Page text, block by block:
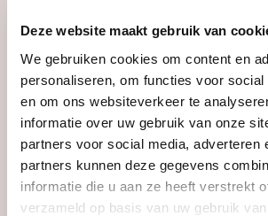
Deze website maakt gebruik van
We gebruiken cookies om content en
personaliseren, om functies voor social
en om ons websiteverkeer te
informatie over uw gebruik van onze
partners voor social media, adverteren
partners kunnen deze gegevens
informatie die u aan ze heeft verstrekt
verzameld op basis van uw gebruik